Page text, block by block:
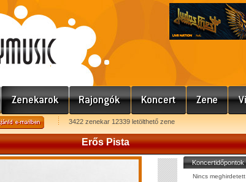
3422 zenekar 12339 letölthető zene
Erős Pista
Koncertidőpontok
Nincs